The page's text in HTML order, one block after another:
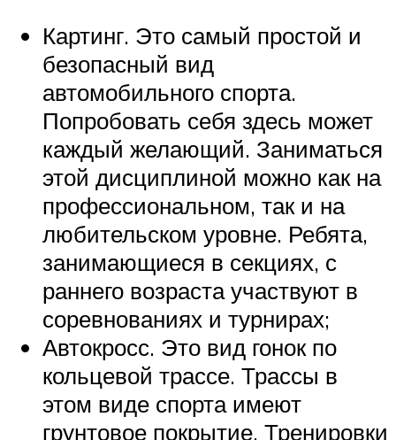
Картинг. Это самый простой и
безопасный вид
автомобильного спорта.
Попробовать себя здесь может
каждый желающий. Заниматься
этой дисциплиной можно как на
профессиональном, так и на
любительском уровне. Ребята,
занимающиеся в секциях, с
раннего возраста участвуют в
соревнованиях и турнирах;
Автокросс. Это вид гонок по
кольцевой трассе. Трассы в
этом виде спорта имеют
грунтовое покрытие. Тренировки